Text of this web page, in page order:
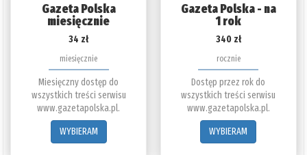
Gazeta Polska
miesięcznie
34 zł
miesięcznie
Miesięczny dostęp do
wszystkich treści serwisu
www.gazetapolska.pl.
WYBIERAM
Gazeta Polska - na
1 rok
340 zł
rocznie
Dostęp przez rok do
wszystkich treści serwisu
www.gazetapolska.pl.
WYBIERAM